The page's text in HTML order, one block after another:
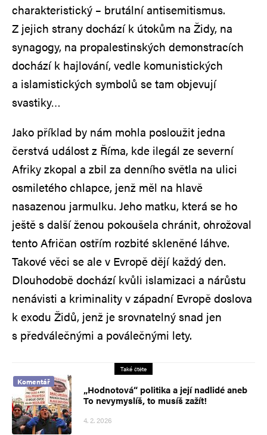
charakteristický – brutální antisemitismus.
Z jejich strany dochází k útokům na Židy, na
synagogy, na propalestinských demonstracích
dochází k hajlování, vedle komunistických
a islamistických symbolů se tam objevují
svastiky…
Jako příklad by nám mohla posloužit jedna
čerstvá událost z Říma, kde ilegál ze severní
Afriky zkopal a zbil za denního světla na ulici
osmiletého chlapce, jenž měl na hlavě
nasazenou jarmulku. Jeho matku, která se ho
ještě s další ženou pokoušela chránit, ohrožoval
tento Afričan ostřím rozbité skleněné láhve.
Takové věci se ale v Evropě dějí každý den.
Dlouhodobě dochází kvůli islamizaci a nárůstu
nenávisti a kriminality v západní Evropě doslova
k exodu Židů, jenž je srovnatelný snad jen
s předválečnými a poválečnými lety.
Také čtěte
Komentář
„Hodnotová“ politika a její nadlidé aneb
To nevymyslíš, to musíš zažít!
4. 2. 2026